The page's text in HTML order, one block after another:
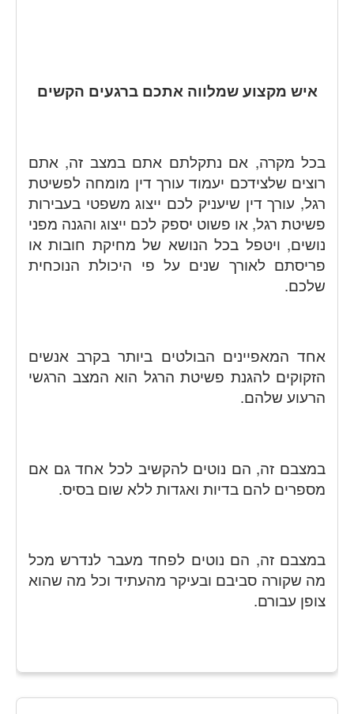
איש מקצוע שמלווה אתכם ברגעים הקשים
בכל מקרה, אם נתקלתם אתם במצב זה, אתם
רוצים שלצידכם יעמוד עורך דין מומחה לפשיטת
רגל, עורך דין שיעניק לכם ייצוג משפטי בעבירות
פשיטת רגל, או פשוט יספק לכם ייצוג והגנה מפני
נושים, ויטפל בכל הנושא של מחיקת חובות או
פריסתם לאורך שנים על פי היכולת הנוכחית
שלכם.
אחד המאפיינים הבולטים ביותר בקרב אנשים
הזקוקים להגנת פשיטת הרגל הוא המצב הרגשי
הרעוע שלהם.
במצבם זה, הם נוטים להקשיב לכל אחד גם אם
מספרים להם בדיות ואגדות ללא שום בסיס.
במצבם זה, הם נוטים לפחד מעבר לנדרש מכל
מה שקורה סביבם ובעיקר מהעתיד וכל מה שהוא
צופן עבורם.